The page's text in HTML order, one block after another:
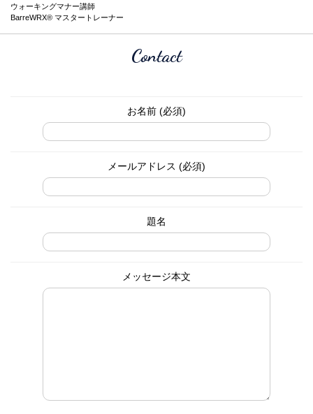
ウォーキングマナー講師
BarreWRX® マスタートレーナー
Contact
お名前 (必須)
メールアドレス (必須)
題名
メッセージ本文